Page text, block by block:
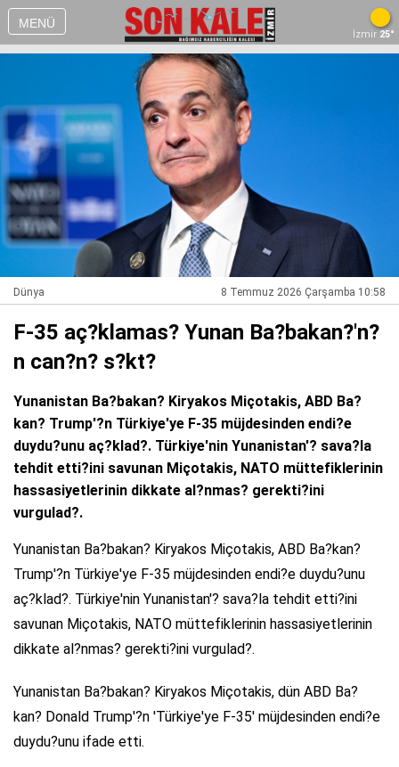
MENÜ
İzmir 25°
Dünya 8 Temmuz 2026 Çarşamba 10:58
F-35 aç?klamas? Yunan Ba?bakan?'n?
n can?n? s?kt?
Yunanistan Ba?bakan? Kiryakos Miçotakis, ABD Ba?
kan? Trump'?n Türkiye'ye F-35 müjdesinden endi?e
duydu?unu aç?klad?. Türkiye'nin Yunanistan'? sava?la
tehdit etti?ini savunan Miçotakis, NATO müttefiklerinin
hassasiyetlerinin dikkate al?nmas? gerekti?ini
vurgulad?.
Yunanistan Ba?bakan? Kiryakos Miçotakis, ABD Ba?kan?
Trump'?n Türkiye'ye F-35 müjdesinden endi?e duydu?unu
aç?klad?. Türkiye'nin Yunanistan'? sava?la tehdit etti?ini
savunan Miçotakis, NATO müttefiklerinin hassasiyetlerinin
dikkate al?nmas? gerekti?ini vurgulad?.
Yunanistan Ba?bakan? Kiryakos Miçotakis, dün ABD Ba?
kan? Donald Trump'?n 'Türkiye'ye F-35' müjdesinden endi?e
duydu?unu ifade etti.